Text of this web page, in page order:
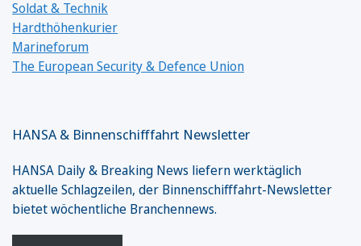
Soldat & Technik
Hardthöhenkurier
Marineforum
The European Security & Defence Union
HANSA & Binnenschifffahrt Newsletter
HANSA Daily & Breaking News liefern werktäglich
aktuelle Schlagzeilen, der Binnenschifffahrt-Newsletter
bietet wöchentliche Branchennews.